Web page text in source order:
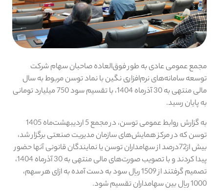
مجمع عمومی عادی به طور فوق‌العاده صاحبان سهام شرکت
توسعه سامانه‌های نرم‌افزاری نگین با نماد توسن مربوط به سال
مالی منتهی به 30 آذرماه 1404، با تقسیم سود 750 میلیارد تومانی
به پایان رسید.
به گزارش روابط عمومی توسن، در مجمع 5 اردیبهشت‌ماه 1405
توسن که در مرکز همایش‌های سازمان مدیریت صنعتی برگزار شد،
بیش از72درصد از سهامداران توسن یا نمایندگان قانونی آنها حضور
پیدا کردند و با تصویب صورت‌های مالی منتهی به 30 آذرماه 1404،
تصمیم گرفتند از 1509 ریال سود به دست آمده به ازای هر سهم،
1000 ریال بین سهامداران تقسیم شود.